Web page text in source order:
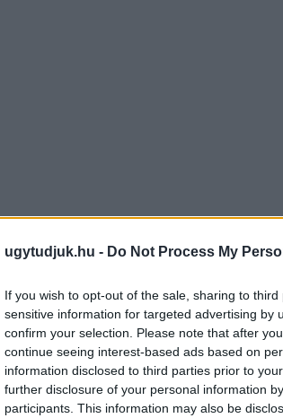
ugytudjuk.hu - Do Not Process My
If you wish to opt-out of the sale, sharing to
sensitive information for targeted advertising by
confirm your selection. Please note that after
continue seeing interest-based ads based on
information disclosed to third parties prior to
further disclosure of your personal information
participants. This information may also be